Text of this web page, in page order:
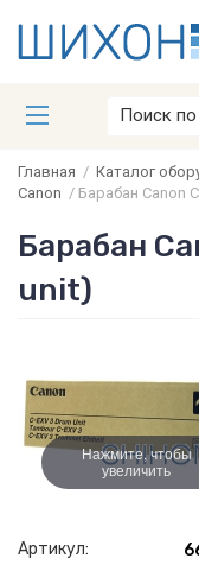
Главная / Каталог
Canon / Барабан Canon
Барабан
unit)
Нажмите, чтобы
увеличить
Артикул: